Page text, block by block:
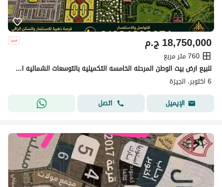
ج.م18,750,000
760 متر مربع
للبيع ارض بيت الوطن المرحله الخامسه التكميليه بالتوسعات الشماليه اكتوبر
6 اكتوبر، الجيزة
الإيميل
اتصل